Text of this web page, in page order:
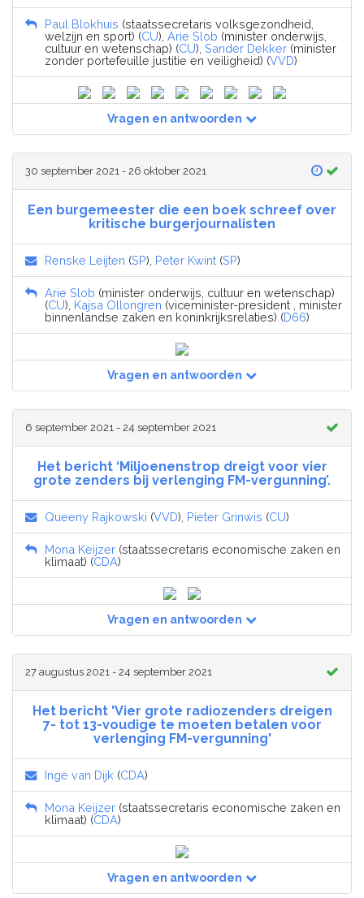
Paul Blokhuis (staatssecretaris volksgezondheid,
welzijn en sport) (CU), Arie Slob (minister onderwijs,
cultuur en wetenschap) (CU), Sander Dekker (minister
zonder portefeuille justitie en veiligheid) (VVD)
Vragen en antwoorden
30 september 2021 - 26 oktober 2021
Een burgemeester die een boek schreef over
kritische burgerjournalisten
Renske Leijten (SP), Peter Kwint (SP)
Arie Slob (minister onderwijs, cultuur en wetenschap)
(CU), Kajsa Ollongren (viceminister-president , minister
binnenlandse zaken en koninkrijksrelaties) (D66)
Vragen en antwoorden
6 september 2021 - 24 september 2021
Het bericht ‘Miljoenenstrop dreigt voor vier
grote zenders bij verlenging FM-vergunning’.
Queeny Rajkowski (VVD), Pieter Grinwis (CU)
Mona Keijzer (staatssecretaris economische zaken en
klimaat) (CDA)
Vragen en antwoorden
27 augustus 2021 - 24 september 2021
Het bericht 'Vier grote radiozenders dreigen
7- tot 13-voudige te moeten betalen voor
verlenging FM-vergunning'
Inge van Dijk (CDA)
Mona Keijzer (staatssecretaris economische zaken en
klimaat) (CDA)
Vragen en antwoorden